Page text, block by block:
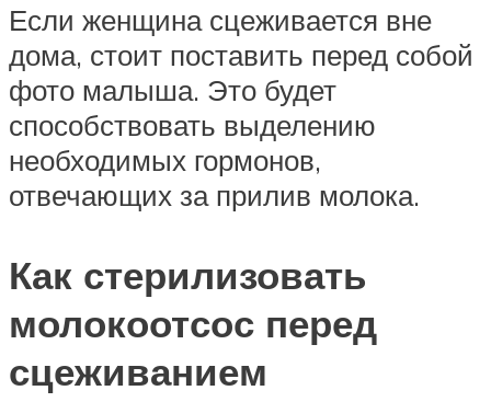
Если женщина сцеживается вне
дома, стоит поставить перед собой
фото малыша. Это будет
способствовать выделению
необходимых гормонов,
отвечающих за прилив молока.
Как стерилизовать
молокоотсос перед
сцеживанием